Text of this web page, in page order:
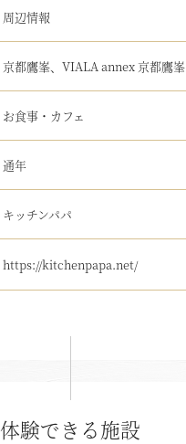
周辺情報
京都鷹峯、VIALA annex 京都鷹峯
お食事・カフェ
通年
キッチンパパ
https://kitchenpapa.net/
体験できる施設